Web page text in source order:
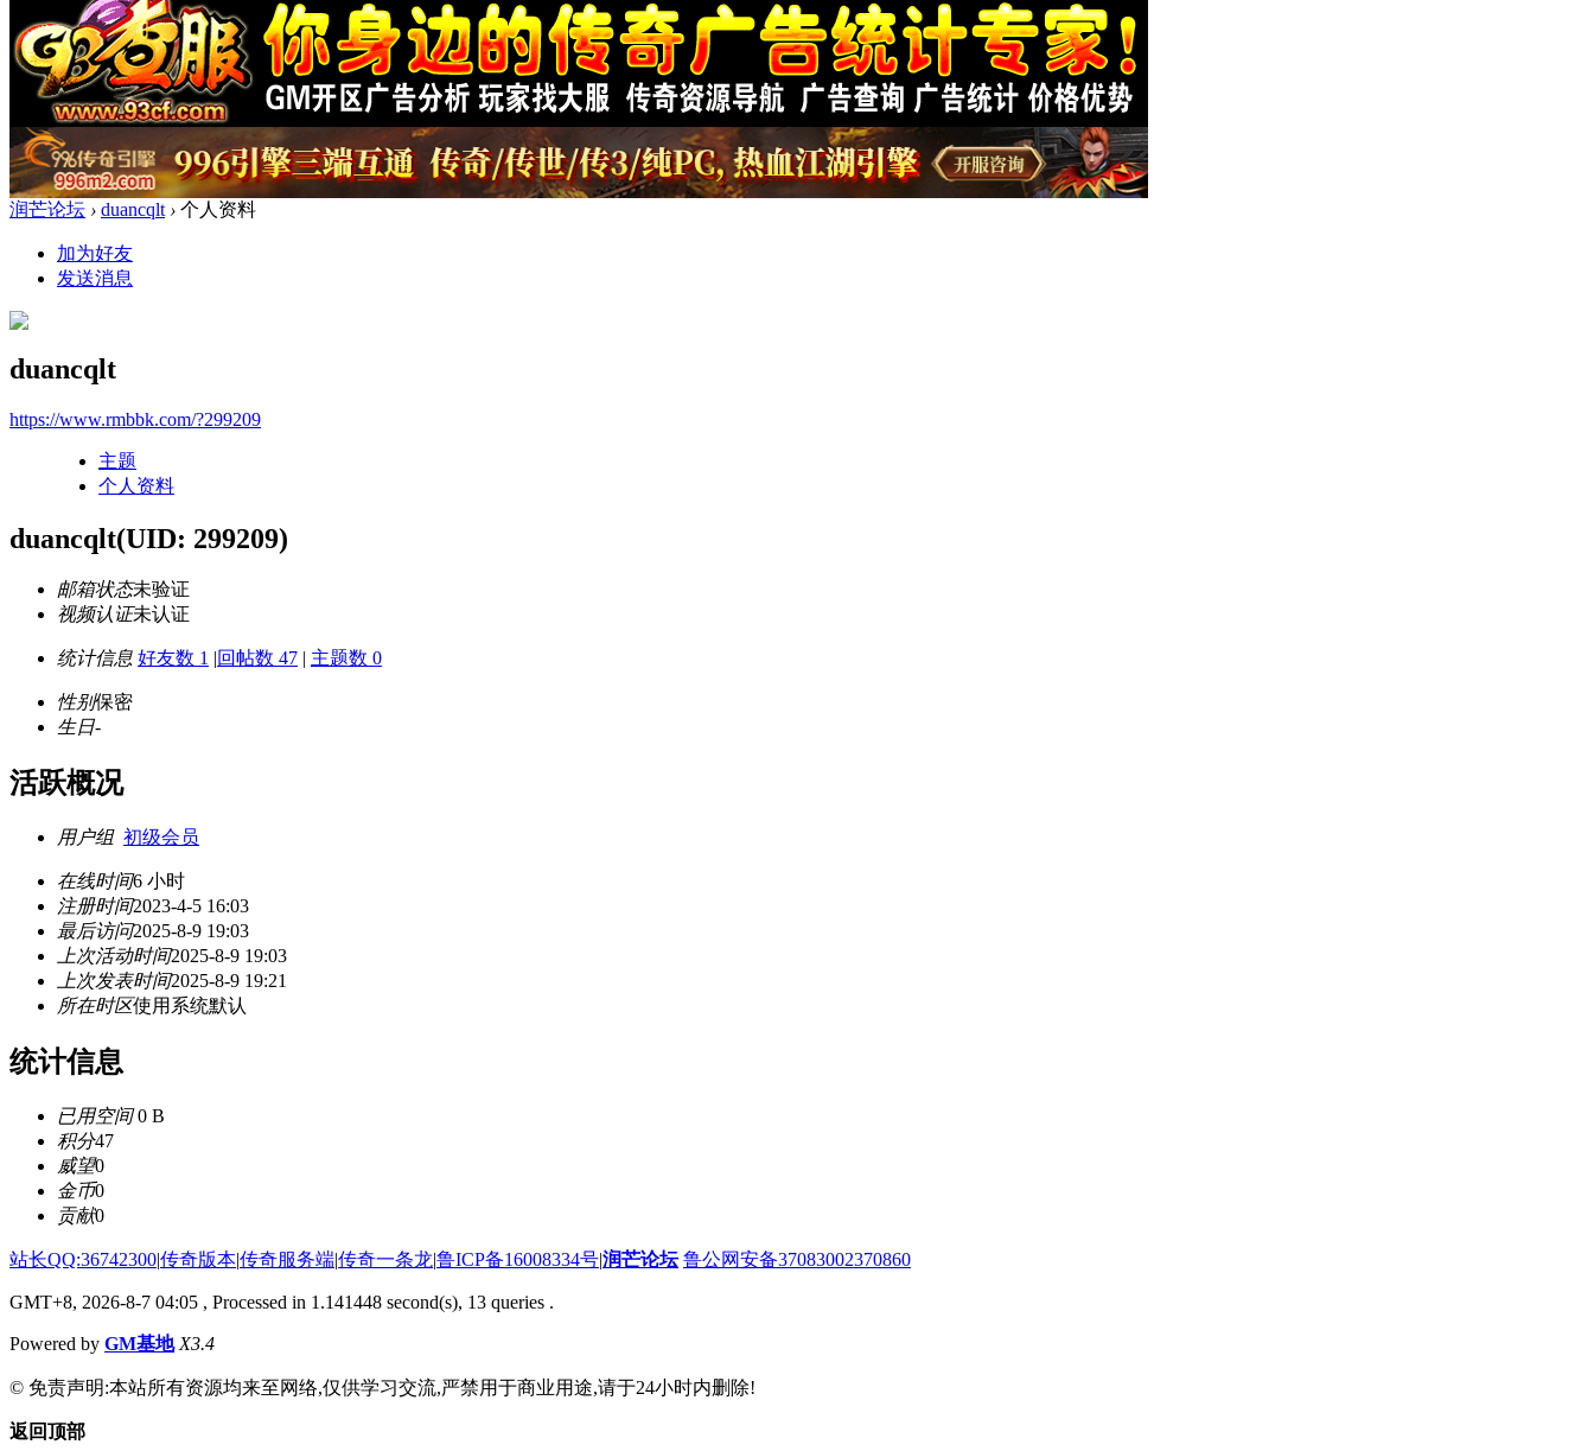
润芒论坛 › duancqlt › 个人资料
加为好友
发送消息
duancqlt
https://www.rmbbk.com/?299209
主题
个人资料
duancqlt(UID: 299209)
邮箱状态未验证
视频认证未认证
统计信息 好友数 1 |回帖数 47 | 主题数 0
性别保密
生日-
活跃概况
用户组 初级会员
在线时间6 小时
注册时间2023-4-5 16:03
最后访问2025-8-9 19:03
上次活动时间2025-8-9 19:03
上次发表时间2025-8-9 19:21
所在时区使用系统默认
统计信息
已用空间0 B
积分47
威望0
金币0
贡献0
站长QQ:36742300|传奇版本|传奇服务端|传奇一条龙|鲁ICP备16008334号|润芒论坛 鲁公网安备37083002370860
GMT+8, 2026-8-7 04:05 , Processed in 1.141448 second(s), 13 queries .
Powered by GM基地 X3.4
© 免责声明:本站所有资源均来至网络,仅供学习交流,严禁用于商业用途,请于24小时内删除!
返回顶部